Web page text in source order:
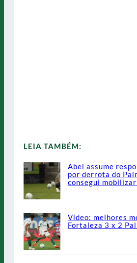
LEIA TAMBÉM:
Abel assume
por derrota do
consegui
Vídeo: melhores
Fortaleza 3 x 2